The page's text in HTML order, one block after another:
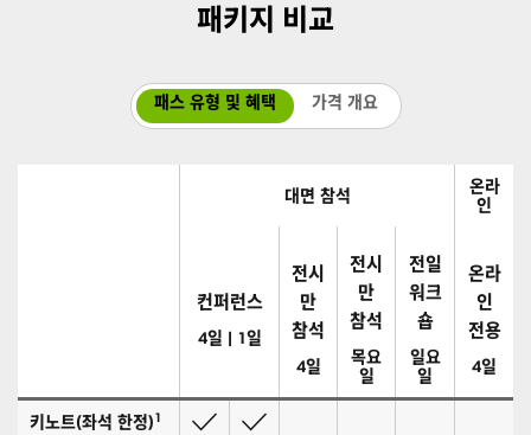
패키지 비교
패스 유형 및 혜택 가격 개요
대면 참석
온라
인
컨퍼런스
4일 | 1일
전시
만
참석
4일
전시
만
참석
목요
일
전일
워크
숍
일요
일
온라
인
전용
4일
키노트(좌석 한정)1